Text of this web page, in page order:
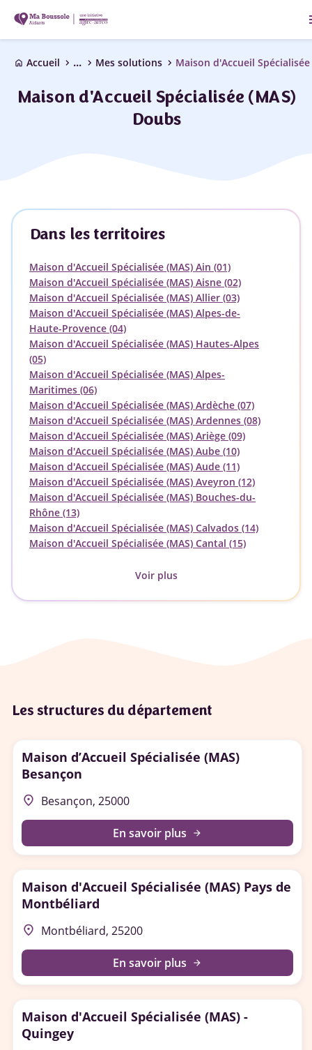
home Accueil chevron_right ... chevron_right Mes solutions chevron_right Maison d'Accueil Spécialisée
Maison d'Accueil Spécialisée (MAS)
Doubs
Dans les territoires
Maison d'Accueil Spécialisée (MAS) Ain (01)
Maison d'Accueil Spécialisée (MAS) Aisne (02)
Maison d'Accueil Spécialisée (MAS) Allier (03)
Maison d'Accueil Spécialisée (MAS) Alpes-de-
Haute-Provence (04)
Maison d'Accueil Spécialisée (MAS) Hautes-Alpes
(05)
Maison d'Accueil Spécialisée (MAS) Alpes-
Maritimes (06)
Maison d'Accueil Spécialisée (MAS) Ardèche (07)
Maison d'Accueil Spécialisée (MAS) Ardennes (08)
Maison d'Accueil Spécialisée (MAS) Ariège (09)
Maison d'Accueil Spécialisée (MAS) Aube (10)
Maison d'Accueil Spécialisée (MAS) Aude (11)
Maison d'Accueil Spécialisée (MAS) Aveyron (12)
Maison d'Accueil Spécialisée (MAS) Bouches-du-
Rhône (13)
Maison d'Accueil Spécialisée (MAS) Calvados (14)
Maison d'Accueil Spécialisée (MAS) Cantal (15)
Voir plus
Les structures du département
Maison d’Accueil Spécialisée (MAS)
Besançon
place Besançon, 25000
En savoir plus arrow_forward
Maison d'Accueil Spécialisée (MAS) Pays de
Montbéliard
place Montbéliard, 25200
En savoir plus arrow_forward
Maison d'Accueil Spécialisée (MAS) -
Quingey